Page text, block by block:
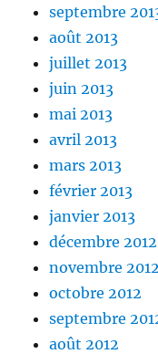
septembre
août 2013
juillet 2013
juin 2013
mai 2013
avril 2013
mars 2013
février 2013
janvier 2013
décembre 2012
novembre 2012
octobre 2012
septembre
août 2012